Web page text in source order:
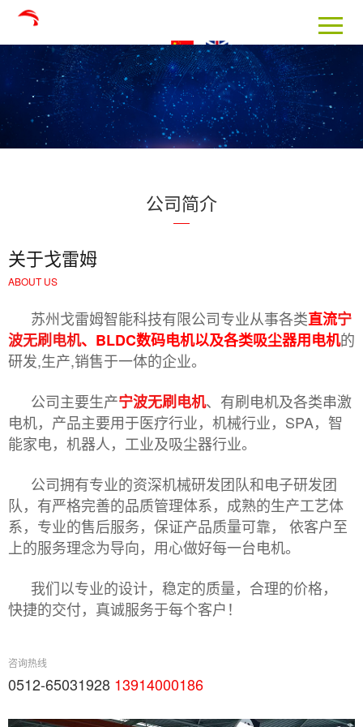
公司简介
关于戈雷姆
ABOUT US
苏州戈雷姆智能科技有限公司专业从事各类直流宁
波无刷电机、BLDC数码电机以及各类吸尘器用电机的
研发,生产,销售于一体的企业。
公司主要生产宁波无刷电机、有刷电机及各类串激
电机，产品主要用于医疗行业，机械行业，SPA，智
能家电，机器人，工业及吸尘器行业。
公司拥有专业的资深机械研发团队和电子研发团
队，有严格完善的品质管理体系，成熟的生产工艺体
系，专业的售后服务，保证产品质量可靠， 依客户至
上的服务理念为导向，用心做好每一台电机。
我们以专业的设计，稳定的质量，合理的价格，
快捷的交付，真诚服务于每个客户！
咨询热线
0512-65031928 13914000186